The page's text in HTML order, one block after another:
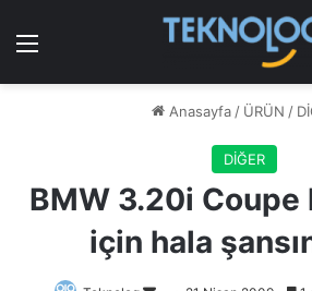
Menü
Anasayfa / ÜRÜN /
DİĞER
BMW 3.20i Coupe
için hala